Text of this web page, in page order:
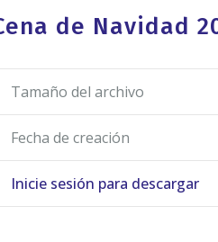
de Navidad
Tamaño del archivo
Fecha de creación
Inicie sesión para descargar